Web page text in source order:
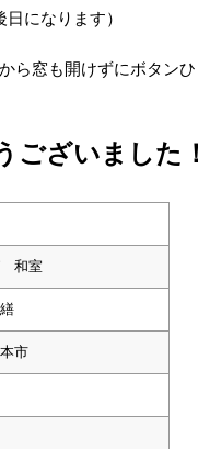
になります）
ら窓も開けずにボタン
ございました！
和室
市